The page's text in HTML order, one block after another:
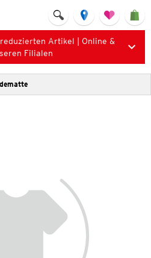
Artikel | Online &
Filialen